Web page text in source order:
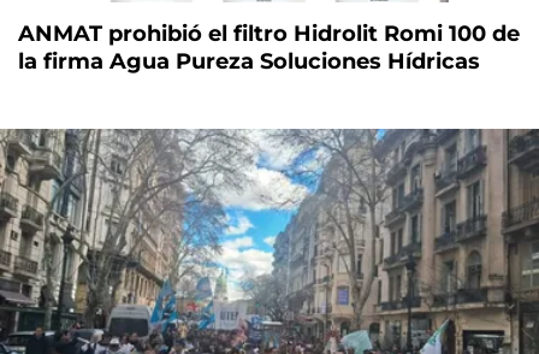
ANMAT prohibió el filtro Hidrolit Romi 100 de
la firma Agua Pureza Soluciones Hídricas